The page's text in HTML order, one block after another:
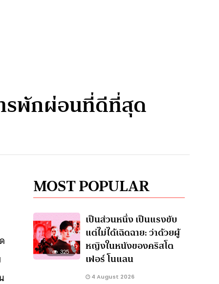
รพักผ่อนที่ดีที่สุด
MOST POPULAR
325
เป็นส่วนหนึ่ง เป็นแรงขับ
แต่ไม่ได้เฉิดฉาย: ว่าด้วยผู้
หญิงในหนังของคริสโต
เฟอร์ โนแลน
4 August 2026